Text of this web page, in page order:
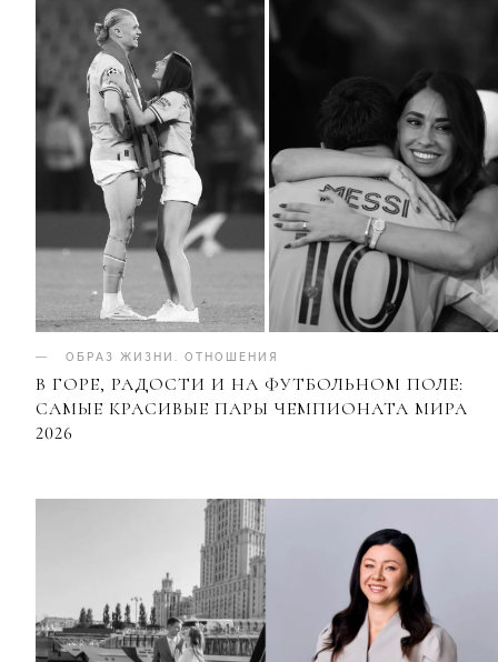
ОБРАЗ ЖИЗНИ ОТНОШЕНИЯ
В ГОРЕ, РАДОСТИ И НА ФУТБОЛЬНОМ ПОЛЕ:
САМЫЕ КРАСИВЫЕ ПАРЫ ЧЕМПИОНАТА МИРА
2026